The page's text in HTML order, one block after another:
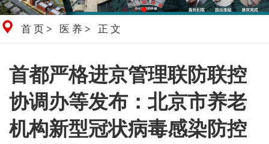
首页 > 医养 > 正文
首都严格进京管理联防联控
协调办等发布：北京市养老
机构新型冠状病毒感染防控